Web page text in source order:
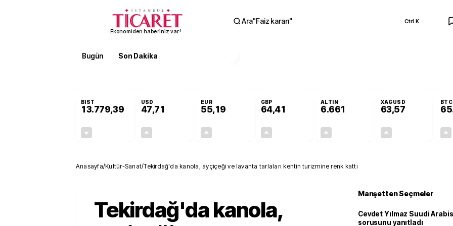
Ekonomiden haberiniz var!
Ara"Faiz kararı" Ctrl K
Bugün Son Dakika
BIST
13.779,39
USD
47,71
EUR
55,19
GBP
64,41
ALTIN
6.661
XAGUSD
63,57
BTC
Anasayfa/Kültür-Sanat/Tekirdağ'da kanola, ayçiçeği ve lavanta tarlaları kentin turizmine renk kattı
Tekirdağ'da kanola,
Manşetten Seçmeler
Cevdet Yılmaz Suudi
sorusunu yanıtladı